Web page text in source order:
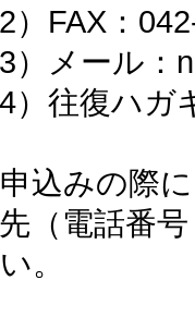
2）FAX：
3）メール
4）往復ハ
込みの際
（電話番
。